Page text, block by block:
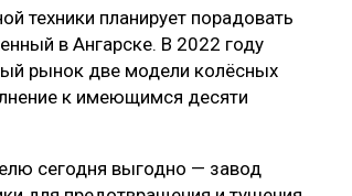
техники планирует порадовать
в Ангарске. В 2022 году
рынок две модели колёсных
к имеющимся десяти
сегодня выгодно — завод